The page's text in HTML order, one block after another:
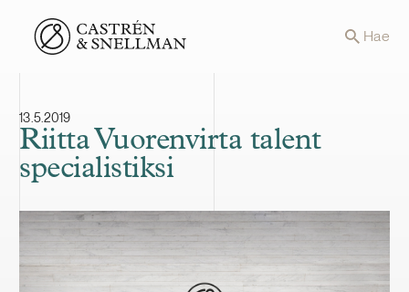
Front page Hae
13.5.2019
Riitta Vuorenvirta talent
specialistiksi